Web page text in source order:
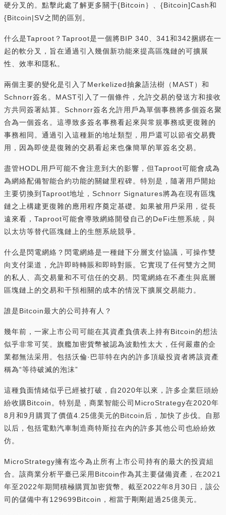
硬分叉的。點擊此處了解更多關于{Bitcoin｝、{Bitcoin]Cash和
{Bitcoin|SV之間的區別。
什么是Taproot？Taproot是一個將BIP 340、341和342捆綁在一
起的軟分叉，旨在通過引入幾個新功能來提高區塊鏈的可擴展
性、效率和隱私。
兩個主要的變化是引入了Merkelized抽象語法樹（MAST）和
Schnorr簽名。MAST引入了一個條件，允許交易的發送方和接收
方共同簽署結算。Schnorr簽名允許用戶為單個事務將多個簽名聚
合為一個簽名。這導致多簽名事務看起來與常規事務或更復雜的
事務相同。通過引入這種新的地址類型，用戶還可以節省交易費
用，因為即使是復雜的交易看起來也像簡單的單簽名交易。
盡管HODL用戶可能不會注意到大的影響，但Taproot可能會成為
為網絡配備智能合約功能的關鍵里程碑。特別是，隨著用戶開始
主要切換到Taproot地址，Schnorr Signatures將為在現有區塊
鏈之上構建更復雜的應用程序奠定基礎。如果被用戶采用，從長
遠來看，Taproot可能會導致網絡開發自己的DeFi生態系統，與
以太坊等替代區塊鏈上的生態系統競爭。
什么是閃電網絡？閃電網絡是一種鏈下分層支付協議，可操作雙
向支付渠道，允許即時轉賬和即時對賬。它實現了任何雙方之間
的私人、高交易量和不可信任的交易。閃電網絡在不產生與底層
區塊鏈上的交易和干預相關的成本的情況下擴展交易能力。
誰是Bitcoin最大的公司持有人？
幾年前，一家上市公司可能在其資產負債表上持有Bitcoin的想法
似乎非常可笑。旗艦加密貨幣被認為波動性太大，任何嚴肅的企
業都無法采用。包括沃倫·巴菲特在內的許多頂級投資者將該資產
稱為“等待破滅的泡沫”
這種負面情緒似乎已經被打破，自2020年以來，許多企業巨頭紛
紛收購Bitcoin。特別是，商業智能公司MicroStrategy在2020年
8月和9月購買了價值4.25億美元的Bitcoin后，加快了步伐。自那
以后，包括電動汽車制造商特斯拉在內的許多其他公司也紛紛效
仿。
MicroStrategy擁有迄今為止所有上市公司持有的最大的投資組
合。該商業分析平臺已采用Bitcoin作為其主要儲備資產，在2021
年至2022年期間積極購買加密貨幣。截至2022年8月30日，該公
司的儲備中有129699Bitcoin，相當于剛剛超過25億美元。